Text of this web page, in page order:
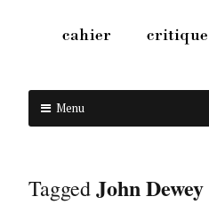
Menu
TaggedJohn Dewey